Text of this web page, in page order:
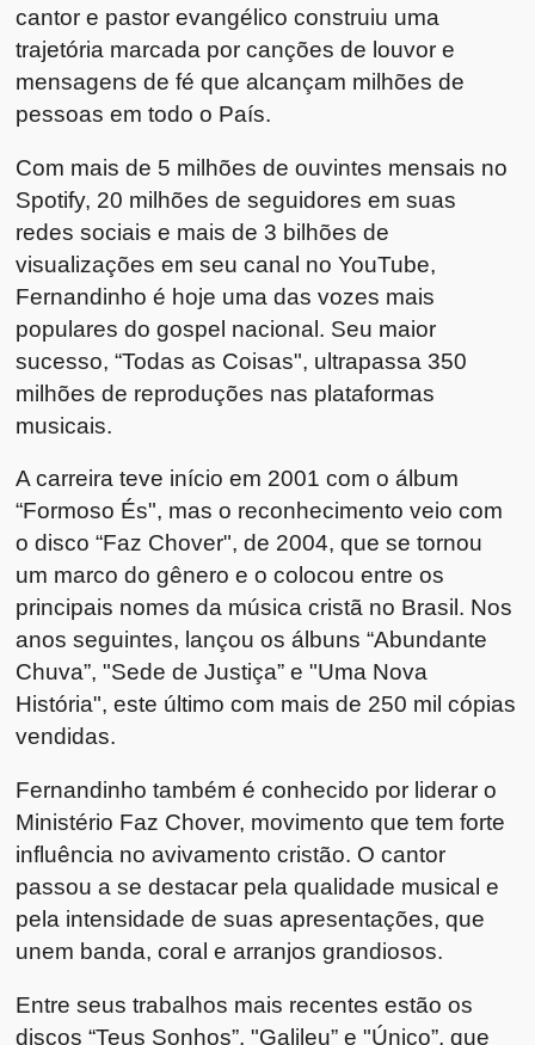
cantor e pastor evangélico construiu uma
trajetória marcada por canções de louvor e
mensagens de fé que alcançam milhões de
pessoas em todo o País.
Com mais de 5 milhões de ouvintes mensais no
Spotify, 20 milhões de seguidores em suas
redes sociais e mais de 3 bilhões de
visualizações em seu canal no YouTube,
Fernandinho é hoje uma das vozes mais
populares do gospel nacional. Seu maior
sucesso, “Todas as Coisas", ultrapassa 350
milhões de reproduções nas plataformas
musicais.
A carreira teve início em 2001 com o álbum
“Formoso És", mas o reconhecimento veio com
o disco “Faz Chover", de 2004, que se tornou
um marco do gênero e o colocou entre os
principais nomes da música cristã no Brasil. Nos
anos seguintes, lançou os álbuns “Abundante
Chuva”, "Sede de Justiça” e "Uma Nova
História", este último com mais de 250 mil cópias
vendidas.
Fernandinho também é conhecido por liderar o
Ministério Faz Chover, movimento que tem forte
influência no avivamento cristão. O cantor
passou a se destacar pela qualidade musical e
pela intensidade de suas apresentações, que
unem banda, coral e arranjos grandiosos.
Entre seus trabalhos mais recentes estão os
discos “Teus Sonhos”, "Galileu” e "Único”, que